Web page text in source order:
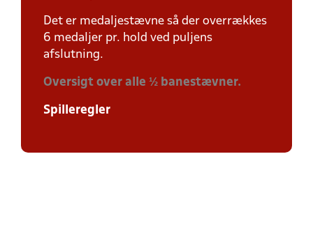
Det er medaljestævne så der overrækkes
6 medaljer pr. hold ved puljens
afslutning.
Oversigt over alle ½ banestævner.
Spilleregler